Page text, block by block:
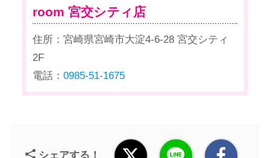
room 宮交シティ店
住所：宮崎県宮崎市大淀4-6-28 宮交シティ
2F
電話：0985-51-1675
シェアする！